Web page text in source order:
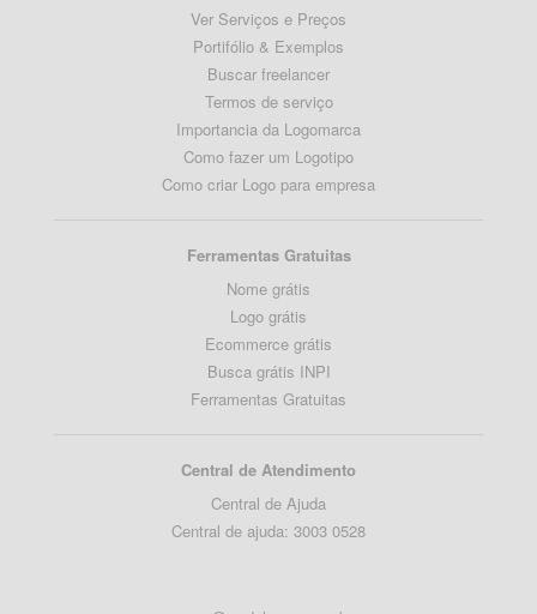
Ver Serviços e Preços
Portifólio & Exemplos
Buscar freelancer
Termos de serviço
Importancia da Logomarca
Como fazer um Logotipo
Como criar Logo para empresa
Ferramentas Gratuitas
Nome grátis
Logo grátis
Ecommerce grátis
Busca grátis INPI
Ferramentas Gratuitas
Central de Atendimento
Central de Ajuda
Central de ajuda: 3003 0528